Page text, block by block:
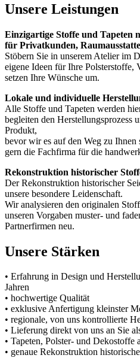
Unsere Leistungen
Einzigartige Stoffe und Tapeten
für Privatkunden,
Stöbern Sie in unserem Atelier im
eigene Ideen für Ihre Polsterstoffe,
setzen Ihre Wünsche um.
Lokale und individuelle
Alle Stoffe und Tapeten werden
begleiten den Herstellungsprozess
Produkt,
bevor wir es auf den Weg zu
gern die Fachfirma für die
Rekonstruktion historischer
Der Rekonstruktion historischer
unsere besondere Leidenschaft.
Wir analysieren den originalen
unseren Vorgaben muster- und
Partnerfirmen neu.
Unsere Stärken
• Erfahrung in Design und
Jahren
• hochwertige Qualität
• exklusive Anfertigung kleinster
• regionale, von uns kontrollierte
• Lieferung direkt von uns an Sie
• Tapeten, Polster- und Dekostoffe
• genaue Rekonstruktion